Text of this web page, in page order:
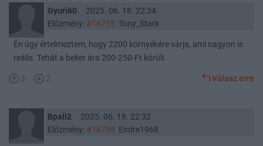
Gyuri60
2025. 06. 18. 22:34
Előzmény: #16735 Tony_Stark
Én úgy értelmeztem, hogy 2200 környékére várja, ami nagyon is
reális. Tehát a beker ára 200-250-Ft körüli.
3 2 Válasz erre
Bpali2
2025. 06. 18. 22:32
Előzmény: #16738 Endre1968